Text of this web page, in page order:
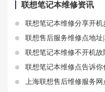
联想笔记本维修资讯
联想笔记本维修分享开
联想售后服务维修点地址|联想笔
联想笔记本维修不开机故
联想笔记本维修点告诉你什么原
上海联想售后维修服务网点